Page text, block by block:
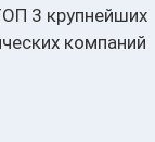
3 крупнейших
компаний